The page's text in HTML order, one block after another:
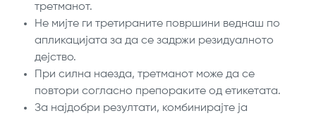
третманот.
Не мијте ги третираните површини веднаш по
апликацијата за да се задржи резидуалното
дејство.
При силна наезда, третманот може да се
повтори согласно препораките од етикетата.
За најдобри резултати, комбинирајте ја